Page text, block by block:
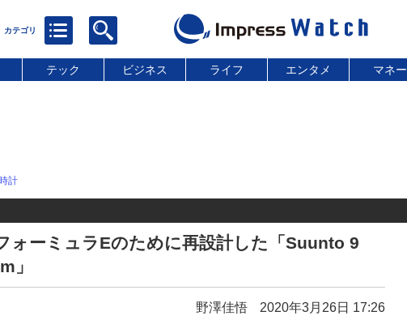
テック ビジネス ライフ エンタメ マネー
計
ォーミュラEのために再設計した「Suunto 9
」
野澤佳悟 2020年3月26日 17:26